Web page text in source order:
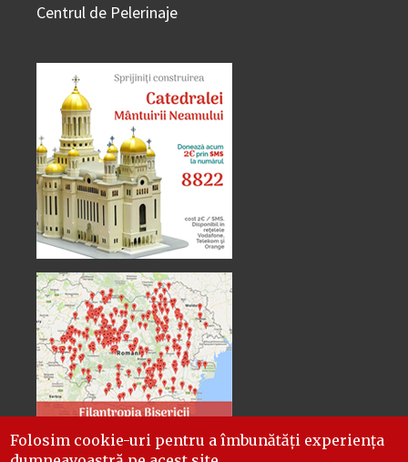
Centrul de Pelerinaje
Folosim cookie-uri pentru a îmbunătăți experiența